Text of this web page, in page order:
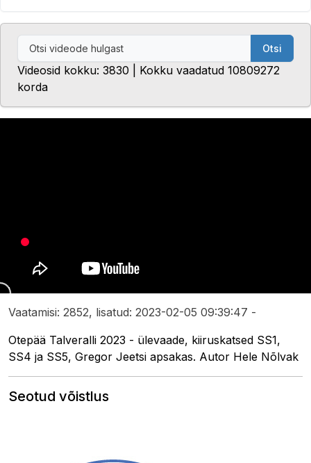
Otsi
Videosid kokku: 3830 | Kokku vaadatud 10809272
korda
Vaatamisi: 2852, lisatud: 2023-02-05 09:39:47 -
Otepää Talveralli 2023 - ülevaade, kiiruskatsed SS1,
SS4 ja SS5, Gregor Jeetsi apsakas. Autor Hele Nõlvak
Seotud võistlus